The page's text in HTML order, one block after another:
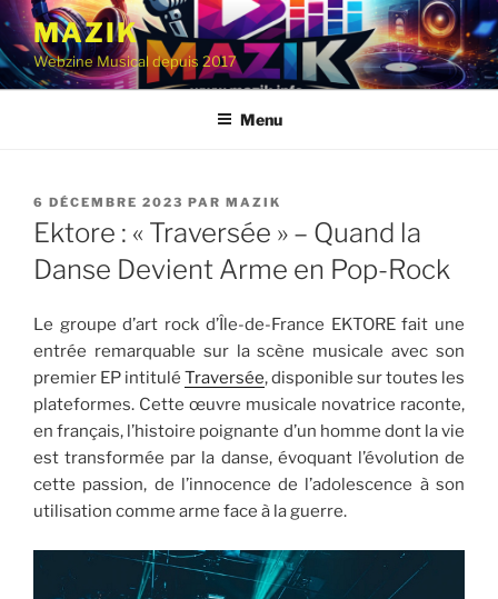
Aller
contenu
principal
MAZIK
Webzine Musical depuis 2017
Menu
PUBLIÉ
LE
6 DÉCEMBRE 2023 PAR MAZIK
Ektore : « Traversée » – Quand la
Danse Devient Arme en Pop-Rock
Le groupe d’art rock d’Île-de-France EKTORE fait une
entrée remarquable sur la scène musicale avec son
premier EP intitulé Traversée, disponible sur toutes les
plateformes. Cette œuvre musicale novatrice raconte,
en français, l’histoire poignante d’un homme dont la vie
est transformée par la danse, évoquant l’évolution de
cette passion, de l’innocence de l’adolescence à son
utilisation comme arme face à la guerre.